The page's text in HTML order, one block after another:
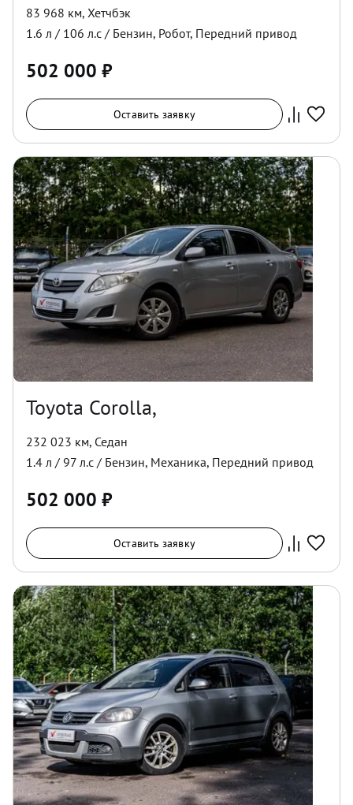
83 968 км, Хетчбэк
1.6 л / 106 л.с / Бензин, Робот, Передний привод
502 000 ₽
Оставить заявку
Toyota Corolla,
232 023 км, Седан
1.4 л / 97 л.с / Бензин, Механика, Передний привод
502 000 ₽
Оставить заявку